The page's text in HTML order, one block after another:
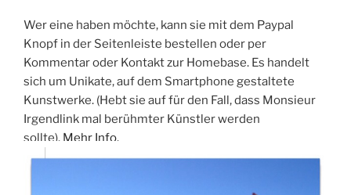
Wer eine haben möchte, kann sie mit dem Paypal
Knopf in der Seitenleiste bestellen oder per
Kommentar oder Kontakt zur Homebase. Es handelt
sich um Unikate, auf dem Smartphone gestaltete
Kunstwerke. (Hebt sie auf für den Fall, dass Monsieur
Irgendlink mal berühmter Künstler werden
sollte). Mehr Info.